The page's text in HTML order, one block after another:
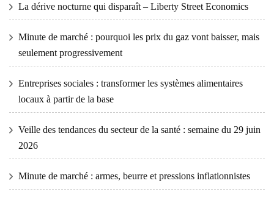
La dérive nocturne qui disparaît – Liberty Street Economics
Minute de marché : pourquoi les prix du gaz vont baisser, mais
seulement progressivement
Entreprises sociales : transformer les systèmes alimentaires
locaux à partir de la base
Veille des tendances du secteur de la santé : semaine du 29 juin
2026
Minute de marché : armes, beurre et pressions inflationnistes